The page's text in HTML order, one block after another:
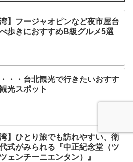
湾】フージャオピンなど夜市屋台
歩きにおすすめB級グルメ5選
・・台北観光で行きたいおすす
光スポット
湾】ひとり旅でも訪れやすい、衛
式がみられる『中正紀念堂（ツ
ェンチーニエンタン）』